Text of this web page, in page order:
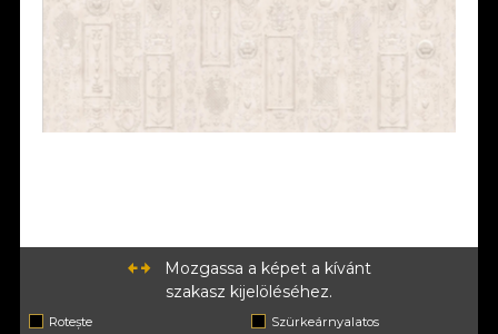
Mozgassa a képet a kívánt
szakasz kijelöléséhez.
Rotește
Szürkeárnyalatos